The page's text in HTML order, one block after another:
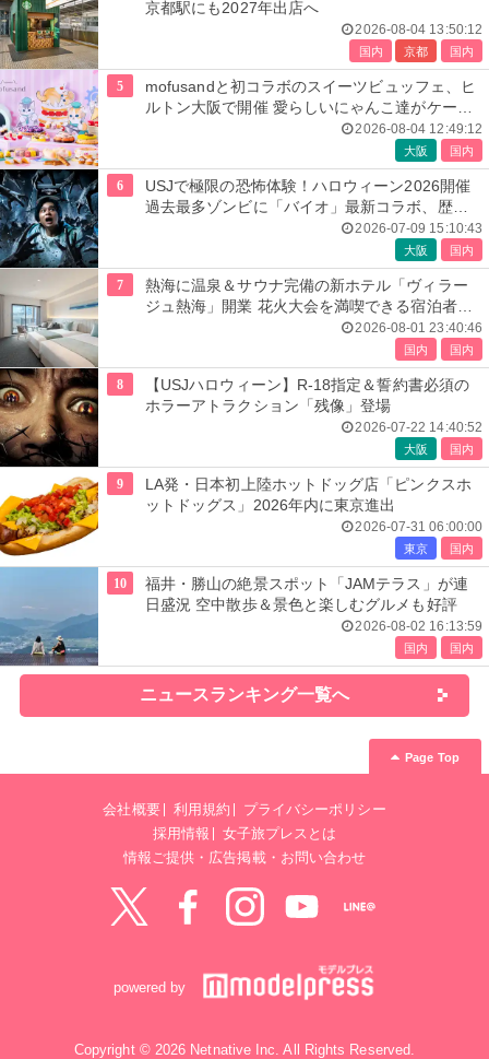
京都駅にも2027年出店へ
2026-08-04 13:50:12
国内 京都 国内
5
mofusandと初コラボのスイーツビュッフェ、ヒ
ルトン大阪で開催 愛らしいにゃんこ達がケーキ
2026-08-04 12:49:12
大阪 国内
6
USJで極限の恐怖体験！ハロウィーン2026開催
過去最多ゾンビに「バイオ」最新コラボ、歴代
2026-07-09 15:10:43
大阪 国内
7
熱海に温泉＆サウナ完備の新ホテル「ヴィラー
ジュ熱海」開業 花火大会を満喫できる宿泊者専
2026-08-01 23:40:46
国内 国内
8
【USJハロウィーン】R-18指定＆誓約書必須の
ホラーアトラクション「残像」登場
2026-07-22 14:40:52
大阪 国内
9
LA発・日本初上陸ホットドッグ店「ピンクスホ
ットドッグス」2026年内に東京進出
2026-07-31 06:00:00
東京 国内
10
福井・勝山の絶景スポット「JAMテラス」が連
日盛況 空中散歩＆景色と楽しむグルメも好評
2026-08-02 16:13:59
国内 国内
ニュースランキング一覧へ
Page Top
会社概要 利用規約
プライバシーポリシー
採用情報
女子旅プレスとは
情報ご提供・広告掲載・お問い合わせ
powered by
Copyright © 2026 Netnative Inc. All Rights Reserved.